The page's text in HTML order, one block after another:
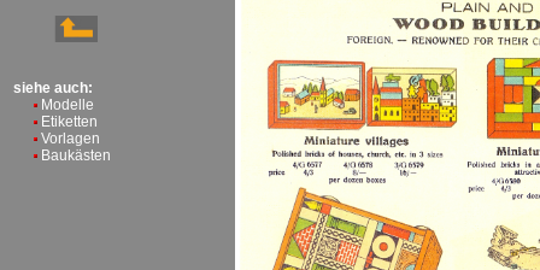
siehe auch:
Modelle
Etiketten
Vorlagen
Baukästen